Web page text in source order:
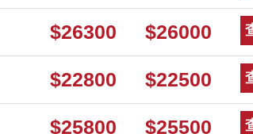
$26300 $26000
$22800 $22500
$25800 $25500